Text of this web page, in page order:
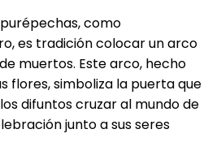
como
es tradición colocar un arco
muertos. Este arco, hecho
flores, simboliza la puerta que
difuntos cruzar al mundo de
junto a sus seres